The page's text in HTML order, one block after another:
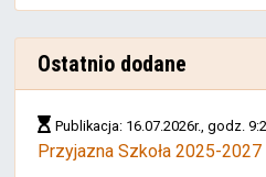
Ostatnio dodane
Publikacja: 16.07.2026r., godz.
Przyjazna Szkoła 2025-2027